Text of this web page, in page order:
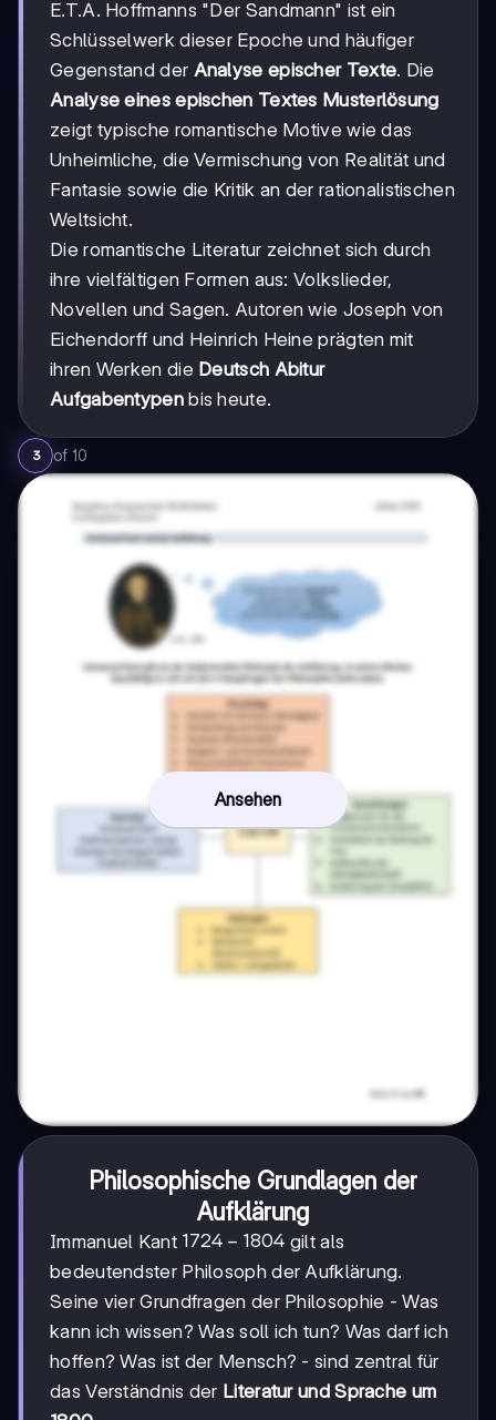
E.T.A. Hoffmanns "Der Sandmann" ist ein
Schlüsselwerk dieser Epoche und häufiger
Gegenstand der Analyse epischer Texte. Die
Analyse eines epischen Textes Musterlösung
zeigt typische romantische Motive wie das
Unheimliche, die Vermischung von Realität und
Fantasie sowie die Kritik an der rationalistischen
Weltsicht.
Die romantische Literatur zeichnet sich durch
ihre vielfältigen Formen aus: Volkslieder,
Novellen und Sagen. Autoren wie Joseph von
Eichendorff und Heinrich Heine prägten mit
ihren Werken die Deutsch Abitur
Aufgabentypenbis heute.
3 of 10
Ansehen
Philosophische Grundlagen der
Aufklärung
Immanuel Kant 1724-
1804
1724 − 1804 gilt als
bedeutendster Philosoph der Aufklärung.
Seine vier Grundfragen der Philosophie - Was
kann ich wissen? Was soll ich tun? Was darf ich
hoffen? Was ist der Mensch? - sind zentral für
das Verständnis der Literatur und Sprache um